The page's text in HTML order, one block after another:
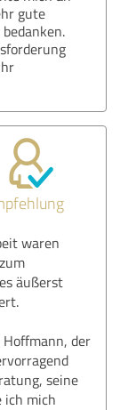
gute
waren
äußerst
der
seine
ich mich